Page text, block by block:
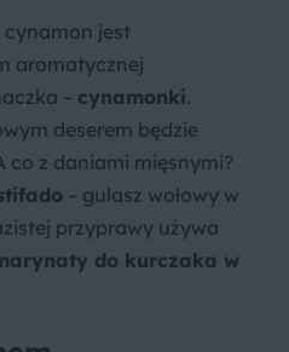
cynamon jest
aromatycznej
– cynamonki.
deserem będzie
co z daniami mięsnymi?
– gulasz wołowy w
przyprawy używa
do kurczaka w